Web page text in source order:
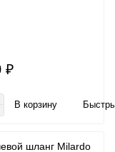
₽
В корзину